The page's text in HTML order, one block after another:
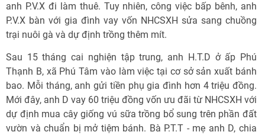
anh P.V.X đi làm thuê. Tuy nhiên, công việc bấp bênh, anh
P.V.X bàn với gia đình vay vốn NHCSXH sửa sang chuồng
trại nuôi gà và dự định trồng thêm mít.
Sau 15 tháng cai nghiện tập trung, anh H.T.D ở ấp Phú
Thạnh B, xã Phú Tâm vào làm việc tại cơ sở sản xuất bánh
bao. Mỗi tháng, anh gửi tiền phụ gia đình hơn 4 triệu đồng.
Mới đây, anh D vay 60 triệu đồng vốn ưu đãi từ NHCSXH với
dự định mua cây giống vú sữa trồng bổ sung trên phần đất
vườn và chuẩn bị mở tiệm bánh. Bà P.T.T - mẹ anh D, chia